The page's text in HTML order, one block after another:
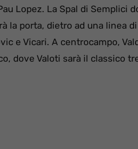
Lopez. La Spal di Semplici
la porta, dietro ad una linea
e Vicari. A centrocampo,
dove Valoti sarà il classico